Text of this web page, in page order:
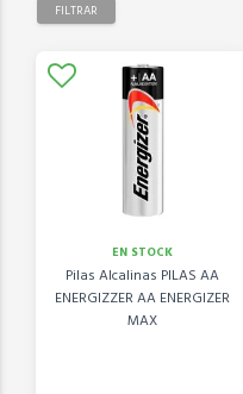
FILTRAR
EN STOCK
Pilas Alcalinas PILAS AA
ENERGIZZER AA ENERGIZER
MAX